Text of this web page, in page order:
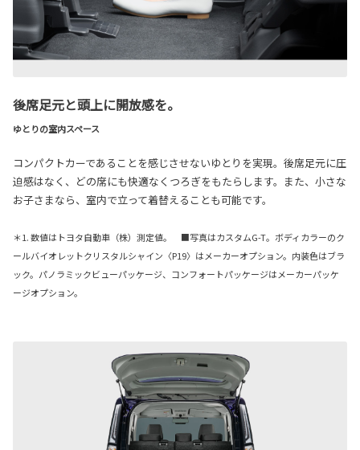
後席足元と頭上に開放感を。
ゆとりの室内スペース
コンパクトカーであることを感じさせないゆとりを実現。後席足元に圧
迫感はなく、どの席にも快適なくつろぎをもたらします。また、小さな
お子さまなら、室内で立って着替えることも可能です。
＊1. 数値はトヨタ自動車（株）測定値。 ■写真はカスタムG-T。ボディカラーのク
ールバイオレットクリスタルシャイン〈P19〉はメーカーオプション。内装色はブラ
ック。パノラミックビューパッケージ、コンフォートパッケージはメーカーパッケ
ージオプション。